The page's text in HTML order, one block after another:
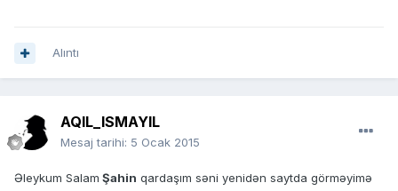
Alıntı
AQIL_ISMAYIL
Mesaj tarihi: 5 Ocak 2015
Əleykum Salam Şahin qardaşım səni yenidən saytda görməyimə